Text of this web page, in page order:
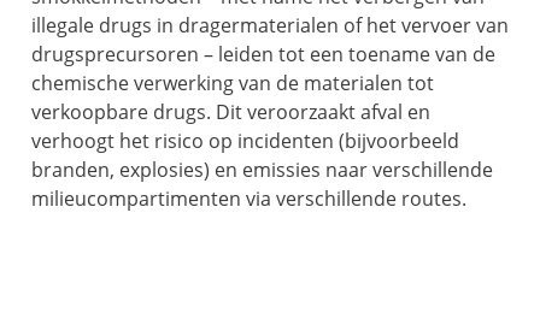
illegale drugs in dragermaterialen of het vervoer van
drugsprecursoren – leiden tot een toename van de
chemische verwerking van de materialen tot
verkoopbare drugs. Dit veroorzaakt afval en
verhoogt het risico op incidenten (bijvoorbeeld
branden, explosies) en emissies naar verschillende
milieucompartimenten via verschillende routes.